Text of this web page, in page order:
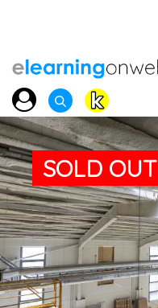
SOLD OUT